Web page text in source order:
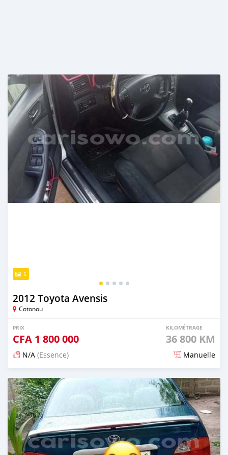
5
2012 Toyota Avensis
Cotonou
PRIX
CFA 1 800 000
KILOMÉTRAGE
36 800 KM
N/A (Essence) Manuelle
Publié il y a 5 jours